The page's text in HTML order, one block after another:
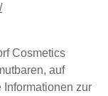
Cosmetics
auf
zur